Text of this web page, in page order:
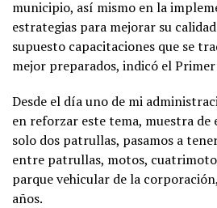
municipio, así mismo en la
estrategias para mejorar su
supuesto capacitaciones que se
mejor preparados, indicó el
Desde el día uno de mi
en reforzar este tema, muestra de
solo dos patrullas, pasamos a
entre patrullas, motos,
parque vehicular de la
años.